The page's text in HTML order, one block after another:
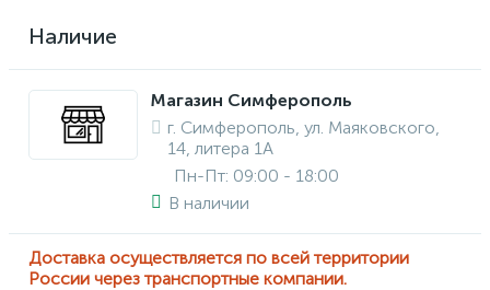
Наличие
Магазин Симферополь
г. Симферополь, ул. Маяковского,
14, литера 1А
Пн-Пт: 09:00 - 18:00
В наличии
Доставка осуществляется по всей территории
России через транспортные компании.